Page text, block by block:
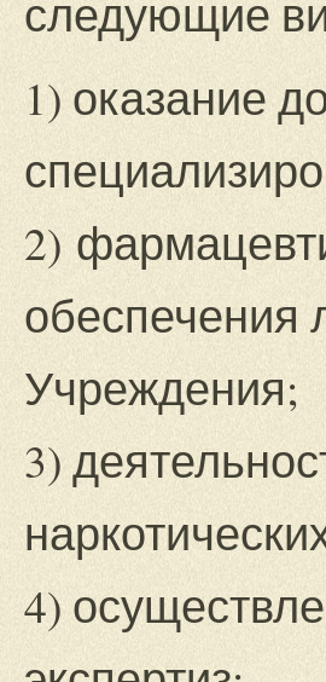
следующие
1) оказание
2)
обеспечения
Учреждения;
3)
4)